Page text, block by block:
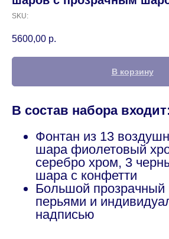
SKU:
5600,00 р.
В корзину
В состав набора
Фонтан из 13
шара фиолетовый
серебро хром, 3
шара с конфетти
Большой
перьями и
надписью